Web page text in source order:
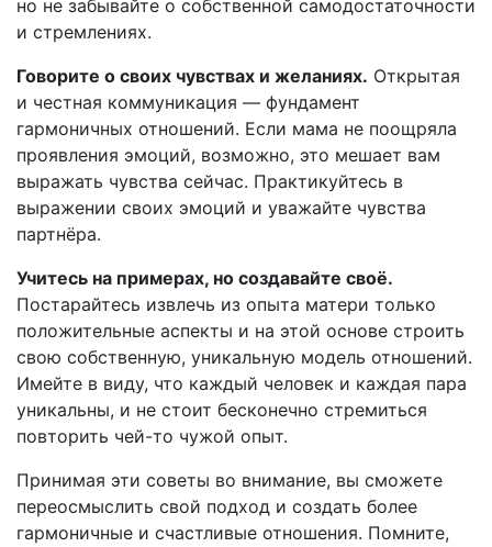
но не забывайте о собственной самодостаточности
и стремлениях.
Говорите о своих чувствах и желаниях. Открытая
и честная коммуникация — фундамент
гармоничных отношений. Если мама не поощряла
проявления эмоций, возможно, это мешает вам
выражать чувства сейчас. Практикуйтесь в
выражении своих эмоций и уважайте чувства
партнёра.
Учитесь на примерах, но создавайте своё.
Постарайтесь извлечь из опыта матери только
положительные аспекты и на этой основе строить
свою собственную, уникальную модель отношений.
Имейте в виду, что каждый человек и каждая пара
уникальны, и не стоит бесконечно стремиться
повторить чей-то чужой опыт.
Принимая эти советы во внимание, вы сможете
переосмыслить свой подход и создать более
гармоничные и счастливые отношения. Помните,